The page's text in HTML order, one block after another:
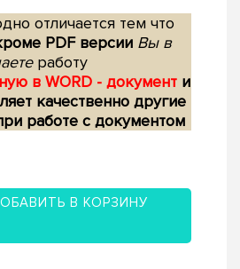
отличается тем что
PDF версии Вы в
работу
в WORD - документ и
качественно другие
работе с документом
В КОРЗИНУ